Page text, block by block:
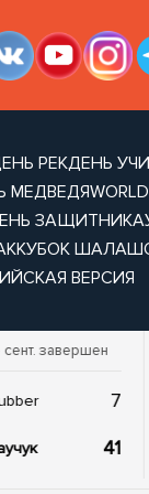
РЕКДЕНЬ
МЕДВЕДЯ
ЗАЩИТНИКА
КУБОК
ВЕРСИЯ
сент. завершен
7
41